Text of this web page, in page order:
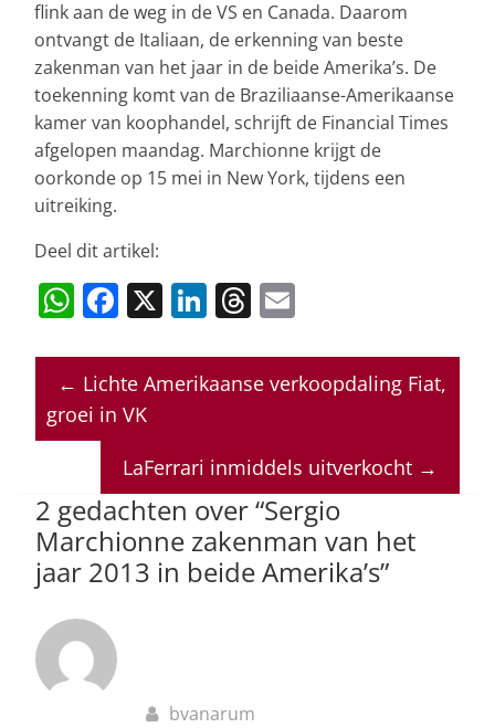
flink aan de weg in de VS en Canada. Daarom
ontvangt de Italiaan, de erkenning van beste
zakenman van het jaar in de beide Amerika’s. De
toekenning komt van de Braziliaanse-Amerikaanse
kamer van koophandel, schrijft de Financial Times
afgelopen maandag. Marchionne krijgt de
oorkonde op 15 mei in New York, tijdens een
uitreiking.
Deel dit artikel:
W
at
s
A
p
F
c
e
o
o
k
X Li
k
e
n
T
re
a
s
ai
l
← Lichte Amerikaanse verkoopdaling Fiat,
groei in VK
LaFerrari inmiddels uitverkocht →
2 gedachten over “Sergio
Marchionne zakenman van het
jaar 2013 in beide Amerika’s”
bvanarum